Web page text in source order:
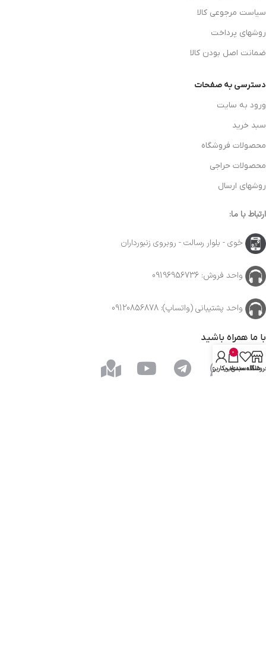
سیاست مرجوعی کالا
روشهای پرداخت
ضمانت اصل بودن کالا
دسترسی به صفحات
ورود به سایت
سبد خرید
محصولات فروشگاه
محصولات حراجی
روشهای ارسال
ارتباط با ما:
خوی - بلوار رسالت - روبروی زنبورداران
واحد فروش: 09196956736
واحد پشتیبانی (واتساپ): 09120856878
با ما همراه باشید
علاقه مندی
0
سبد خرید
حساب کاربری من